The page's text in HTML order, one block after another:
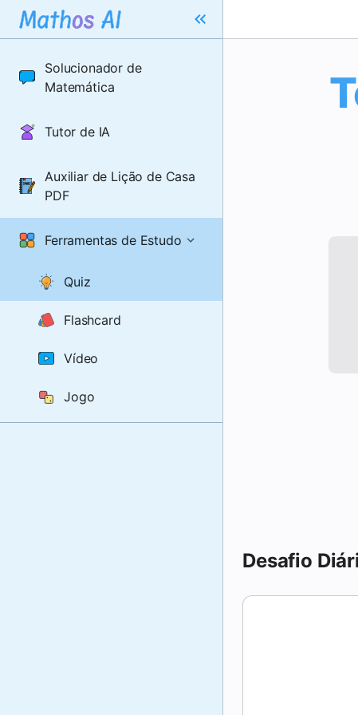
Solucionador de
Matemática
Tutor de IA
Auxiliar de Lição de Casa
PDF
Ferramentas de Estudo
Quiz
Flashcard
Vídeo
Jogo
Desafio